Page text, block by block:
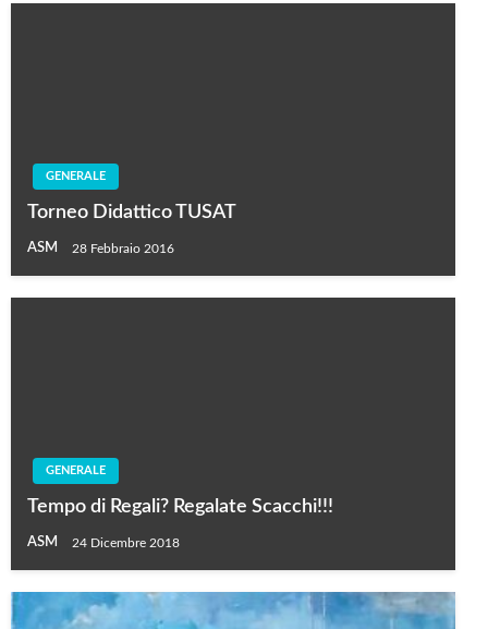
GENERALE
Torneo Didattico TUSAT
ASM 28 Febbraio 2016
GENERALE
Tempo di Regali? Regalate Scacchi!!!
ASM 24 Dicembre 2018